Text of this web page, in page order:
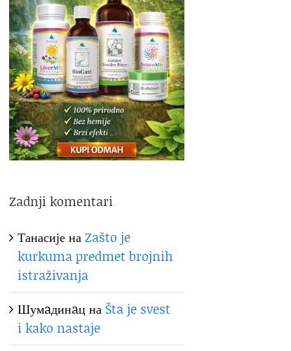
Zadnji komentari
ТанасијенаZašto je
kurkuma predmet brojnih
istraživanja
Шумaдинaцна Šta je svest
i kako nastaje